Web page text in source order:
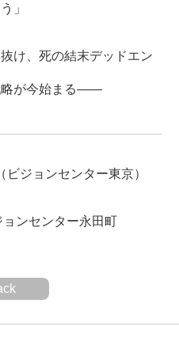
」
け、死の結末デッドエン
略が今始まる――
ジョンセンター東京）
ンセンター永田町